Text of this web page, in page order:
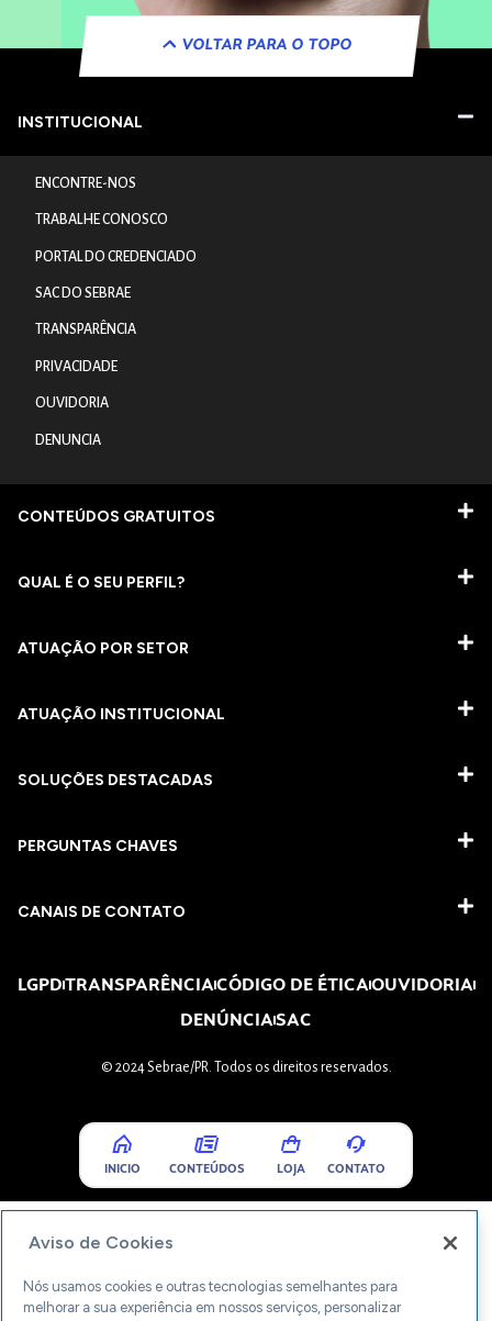
VOLTAR PARA O TOPO
INSTITUCIONAL
ENCONTRE-NOS
TRABALHE CONOSCO
PORTAL DO CREDENCIADO
SAC DO SEBRAE
TRANSPARÊNCIA
PRIVACIDADE
OUVIDORIA
DENUNCIA
CONTEÚDOS GRATUITOS
QUAL É O SEU PERFIL?
ATUAÇÃO POR SETOR
ATUAÇÃO INSTITUCIONAL
SOLUÇÕES DESTACADAS
PERGUNTAS CHAVES​
CANAIS DE CONTATO
LGPDTRANSPARÊNCIACÓDIGO DE ÉTICAOUVIDORIA
DENÚNCIASAC
© 2024 Sebrae/PR. Todos os direitos reservados.
INICIO CONTEÚDOS LOJA CONTATO
Aviso de Cookies
Nós usamos cookies e outras tecnologias semelhantes para
melhorar a sua experiência em nossos serviços, personalizar